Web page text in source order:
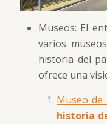
Museos: El
varios
historia del
ofrece una
Museo de
historia